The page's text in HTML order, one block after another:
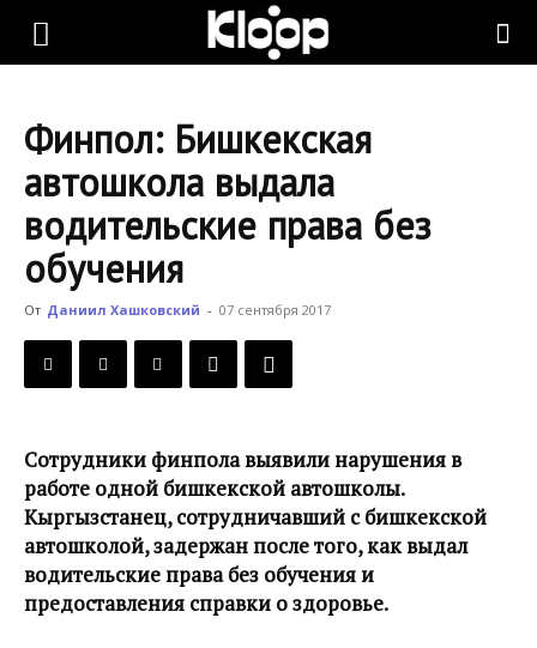
KLOOP.KG
Новости
Кыргызстана
Финпол: Бишкекская
автошкола выдала
водительские права без
обучения
От Даниил Хашковский - 07 сентября 2017
Сотрудники финпола выявили нарушения в
работе одной бишкекской автошколы.
Кыргызстанец, сотрудничавший с бишкекской
автошколой, задержан после того, как выдал
водительские права без обучения и
предоставления справки о здоровье.